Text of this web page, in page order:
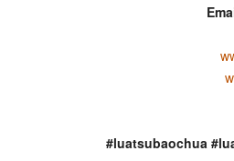
#luatsubaochua